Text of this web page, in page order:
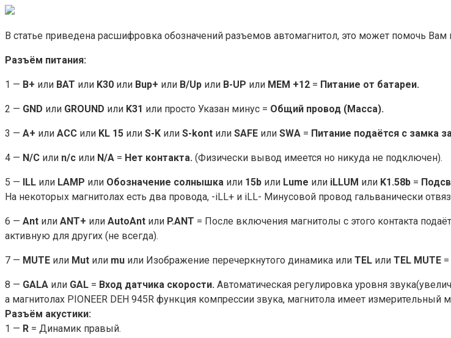
В статье приведена расшифровка обозначений разъемов автомагнитол, это может помочь Вам
Разъём питания:
1 — B+ или BAT или K30 или Bup+ или B/Up или B-UP или MEM +12 = Питание от батареи.
2 — GND или GROUND или K31 или просто Указан минус = Общий провод (Масса).
3 — A+ или ACC или KL 15 или S-K или S-kont или SAFE или SWA = Питание подаётся с замка
4 — N/C или n/c или N/A = Нет контакта. (Физически вывод имеется но никуда не подключен).
5 — ILL или LAMP или Обозначение солнышка или 15b или Lume или iLLUM или K1.58b =
На некоторых магнитолах есть два провода, -iLL+ и iLL- Минусовой провод гальванически
6 — Ant или ANT+ или AutoAnt или P.ANT = После включения магнитолы с этого контакта
активную для других (не всегда).
7 — MUTE или Mut или mu или Изображение перечеркнутого динамика или TEL или TEL MUTE =
8 — GALA или GAL = Вход датчика скорости. Автоматическая регулировка уровня
а магнитолах PIONEER DEH 945R функция компрессии звука, магнитола имеет измерительный
Разъём акустики:
1 — R = Динамик правый.